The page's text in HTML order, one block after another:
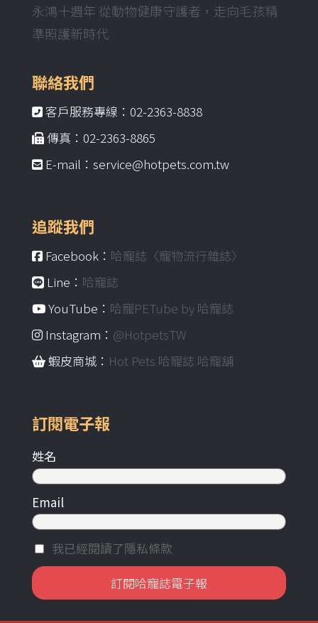
永鴻十週年 從動物健康守護者，走向毛孩精
準照護新時代
聯絡我們
客戶服務專線：02-2363-8838
傳真：02-2363-8865
E-mail：service@hotpets.com.tw
追蹤我們
Facebook： 哈寵誌〈寵物流行雜誌〉
Line： 哈寵誌
YouTube： 哈寵PETube by 哈寵誌
Instagram： @HotpetsTW
蝦皮商城： Hot Pets 哈寵誌 哈寵舖
訂閱電子報
姓名
Email
我已經閱讀了隱私條款